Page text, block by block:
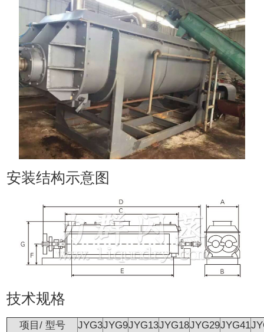
安装结构示意图
技术规格
项目/ 型号 JYG3JYG9JYG13JYG18JYG29JYG41